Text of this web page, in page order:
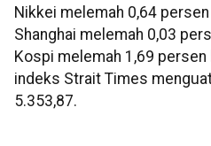
Nikkei melemah 0,64
Shanghai melemah 0,03
Kospi melemah 1,69
indeks Strait Times
5.353,87.